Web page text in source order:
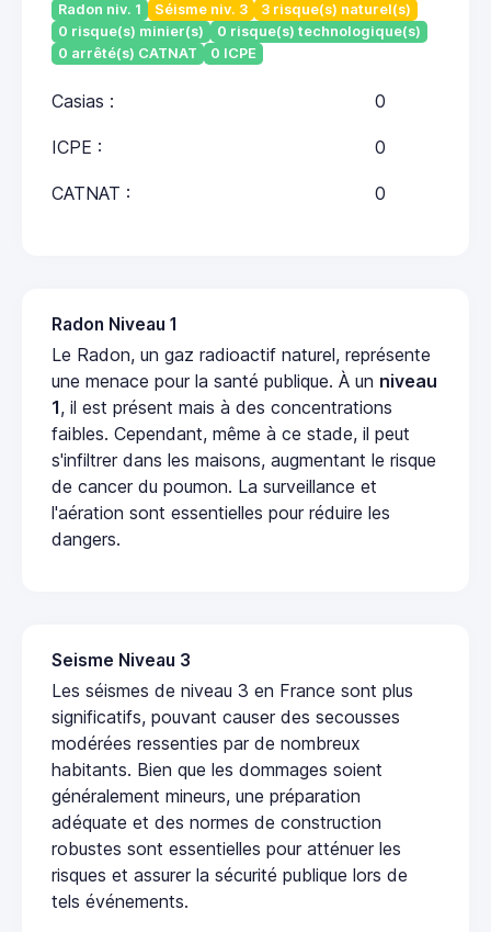
Radon niv. 1 Séisme niv. 3
3 risque(s) naturel(s)
0 risque(s) minier(s)
0 risque(s) technologique(s)
0 arrêté(s) CATNAT
0 ICPE
Casias : 0
ICPE : 0
CATNAT : 0
Radon Niveau 1
Le Radon, un gaz radioactif naturel, représente
une menace pour la santé publique. À un niveau
1, il est présent mais à des concentrations
faibles. Cependant, même à ce stade, il peut
s'infiltrer dans les maisons, augmentant le risque
de cancer du poumon. La surveillance et
l'aération sont essentielles pour réduire les
dangers.
Seisme Niveau 3
Les séismes de niveau 3 en France sont plus
significatifs, pouvant causer des secousses
modérées ressenties par de nombreux
habitants. Bien que les dommages soient
généralement mineurs, une préparation
adéquate et des normes de construction
robustes sont essentielles pour atténuer les
risques et assurer la sécurité publique lors de
tels événements.